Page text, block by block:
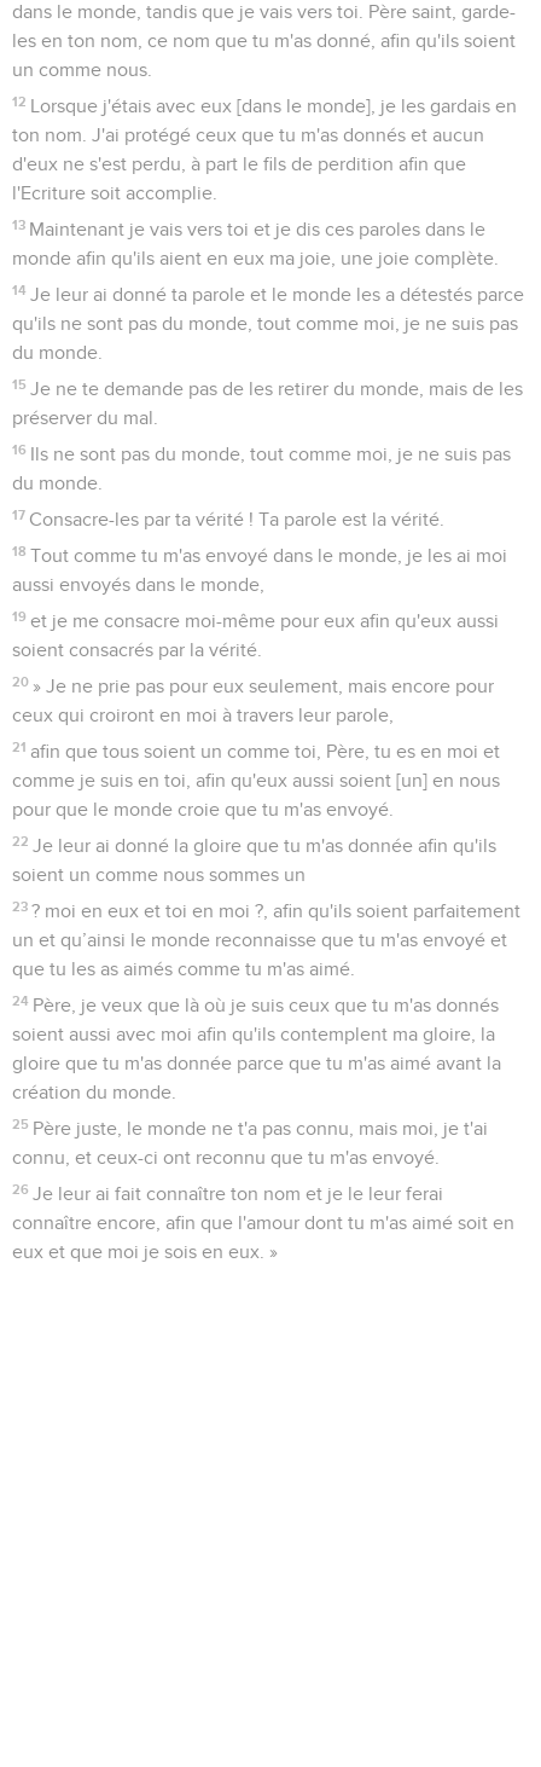
dans le monde, tandis que je vais vers toi. Père saint, garde-
les en ton nom, ce nom que tu m'as donné, afin qu'ils soient
un comme nous.
12 Lorsque j'étais avec eux [dans le monde], je les gardais en
ton nom. J'ai protégé ceux que tu m'as donnés et aucun
d'eux ne s'est perdu, à part le fils de perdition afin que
l'Ecriture soit accomplie.
13 Maintenant je vais vers toi et je dis ces paroles dans le
monde afin qu'ils aient en eux ma joie, une joie complète.
14 Je leur ai donné ta parole et le monde les a détestés parce
qu'ils ne sont pas du monde, tout comme moi, je ne suis pas
du monde.
15 Je ne te demande pas de les retirer du monde, mais de les
préserver du mal.
16 Ils ne sont pas du monde, tout comme moi, je ne suis pas
du monde.
17 Consacre-les par ta vérité ! Ta parole est la vérité.
18 Tout comme tu m'as envoyé dans le monde, je les ai moi
aussi envoyés dans le monde,
19 et je me consacre moi-même pour eux afin qu'eux aussi
soient consacrés par la vérité.
20 » Je ne prie pas pour eux seulement, mais encore pour
ceux qui croiront en moi à travers leur parole,
21 afin que tous soient un comme toi, Père, tu es en moi et
comme je suis en toi, afin qu'eux aussi soient [un] en nous
pour que le monde croie que tu m'as envoyé.
22 Je leur ai donné la gloire que tu m'as donnée afin qu'ils
soient un comme nous sommes un
23 ? moi en eux et toi en moi ?, afin qu'ils soient parfaitement
un et qu’ainsi le monde reconnaisse que tu m'as envoyé et
que tu les as aimés comme tu m'as aimé.
24 Père, je veux que là où je suis ceux que tu m'as donnés
soient aussi avec moi afin qu'ils contemplent ma gloire, la
gloire que tu m'as donnée parce que tu m'as aimé avant la
création du monde.
25 Père juste, le monde ne t'a pas connu, mais moi, je t'ai
connu, et ceux-ci ont reconnu que tu m'as envoyé.
26 Je leur ai fait connaître ton nom et je le leur ferai
connaître encore, afin que l'amour dont tu m'as aimé soit en
eux et que moi je sois en eux. »